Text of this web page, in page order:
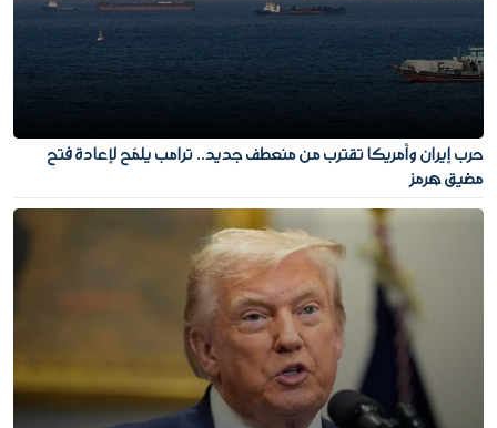
حرب إيران وأمريكا تقترب من منعطف جديد.. ترامب يلمّح لإعادة فتح
مضيق هرمز